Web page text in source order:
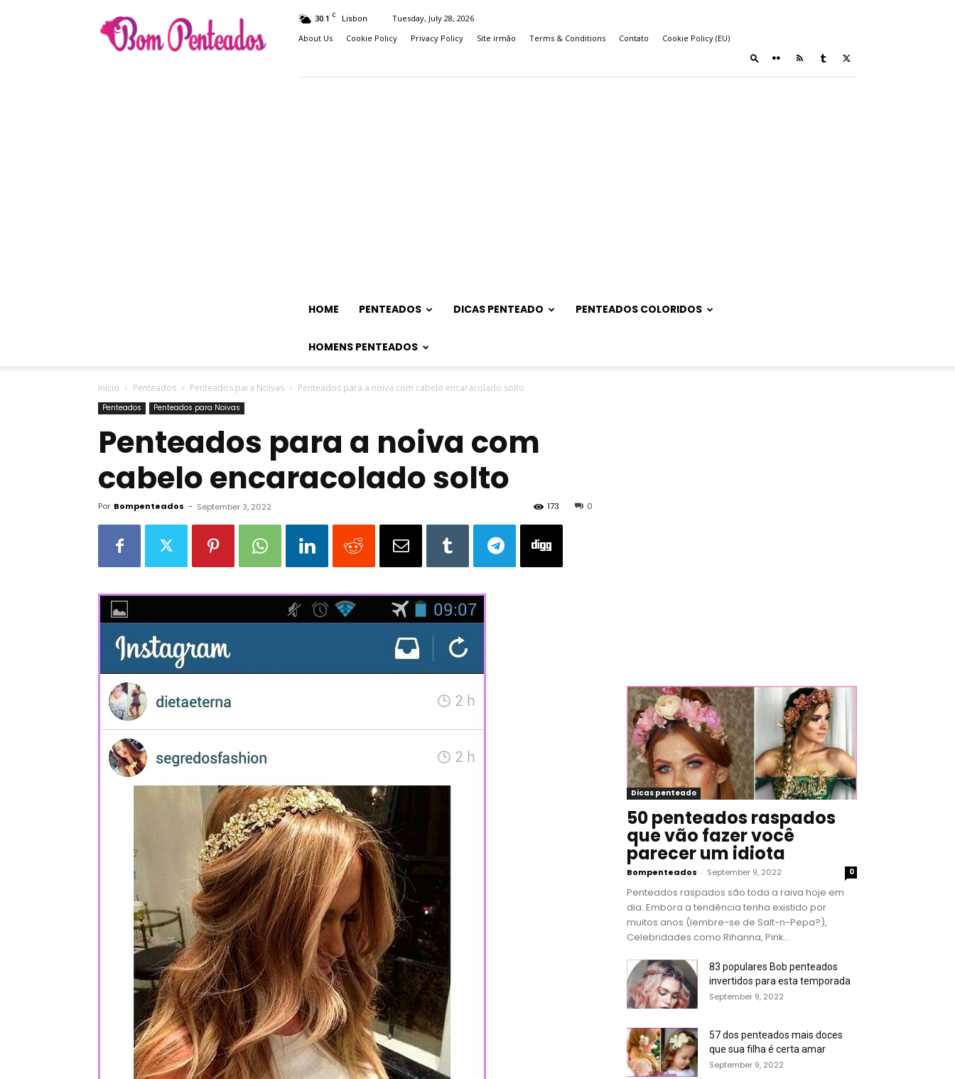
Penteados
30.1 C Lisbon
Tuesday, July 28, 2026
About Us
Cookie Policy Privacy Policy Site irmão Terms & Conditions Contato Cookie Policy (EU)
HOME PENTEADOS DICAS PENTEADO PENTEADOS COLORIDOS
HOMENS PENTEADOS
Início Penteados Penteados para Noivas Penteados para a noiva com cabelo encaracolado solto
Penteados Penteados para Noivas
Penteados para a noiva com
cabelo encaracolado solto
Por Bompenteados - September 3, 2022 0
173
Dicas penteado
50 penteados raspados
que vão fazer você
parecer um idiota
Bompenteados - September 9, 2022 0
Penteados raspados são toda a raiva hoje em
dia. Embora a tendência tenha existido por
muitos anos (lembre-se de Salt-n-Pepa?),
Celebridades como Rihanna, Pink...
83 populares Bob penteados
invertidos para esta temporada
September 9, 2022
57 dos penteados mais doces
que sua filha é certa amar
September 9, 2022